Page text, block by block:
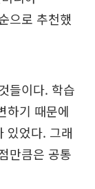
로 추천했
들이다. 학습
하기 때문에
있었다. 그래
만큼은 공통